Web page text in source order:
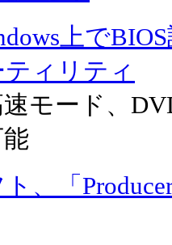
上で
ィリティ
モード、
、「